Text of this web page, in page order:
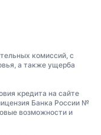
комиссий, с
а также ущерба
кредита на сайте
Банка России №
возможности и